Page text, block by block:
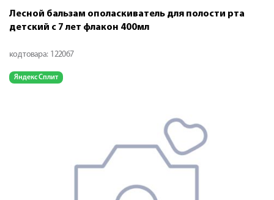
Лесной бальзам ополаскиватель для полости рта
детский с 7 лет флакон 400мл
код товара: 122067
Яндекс Сплит